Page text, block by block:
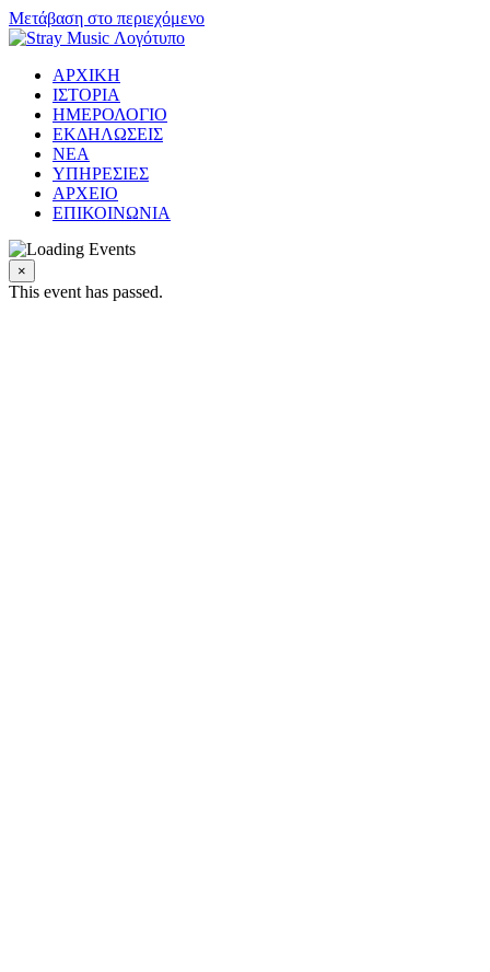
Μετάβαση στο περιεχόμενο
ΑΡΧΙΚΗ
ΙΣΤΟΡΙΑ
ΗΜΕΡΟΛΟΓΙΟ
ΕΚΔΗΛΩΣΕΙΣ
ΝΕΑ
ΥΠΗΡΕΣΙΕΣ
ΑΡΧΕΙΟ
ΕΠΙΚΟΙΝΩΝΙΑ
×
This event has passed.